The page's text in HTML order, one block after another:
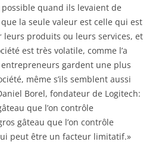
quand ils levaient de
la seule valeur est celle qui est
leurs produits ou leurs services, et
est très volatile, comme l’a
entrepreneurs gardent une plus
même s’ils semblent aussi
Borel, fondateur de Logitech:
que l’on contrôle
gâteau que l’on contrôle
peut être un facteur limitatif.»